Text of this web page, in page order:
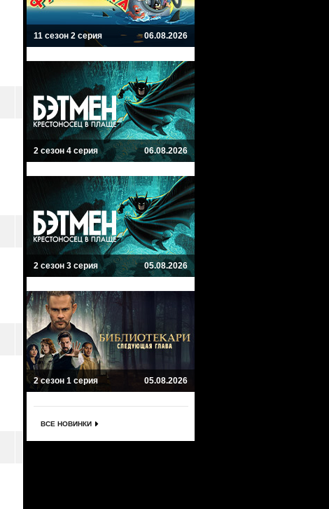
11 сезон 2 серия 06.08.2026
2 сезон 4 серия 06.08.2026
2 сезон 3 серия 05.08.2026
2 сезон 1 серия 05.08.2026
ВСЕ НОВИНКИ